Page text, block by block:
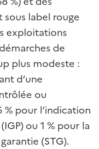
label rouge
exploitations
de
plus modeste :
d’une
ou
% pour l’indication
ou 1 % pour la
(STG).